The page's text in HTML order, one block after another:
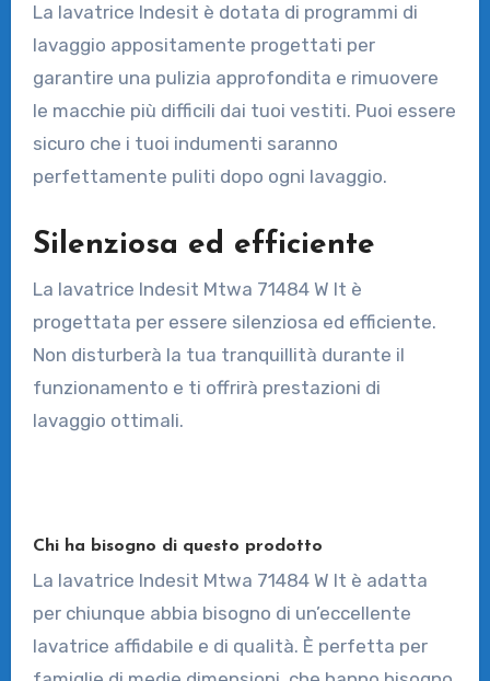
La lavatrice Indesit è dotata di programmi di
lavaggio appositamente progettati per
garantire una pulizia approfondita e rimuovere
le macchie più difficili dai tuoi vestiti. Puoi essere
sicuro che i tuoi indumenti saranno
perfettamente puliti dopo ogni lavaggio.
Silenziosa ed efficiente
La lavatrice Indesit Mtwa 71484 W It è
progettata per essere silenziosa ed efficiente.
Non disturberà la tua tranquillità durante il
funzionamento e ti offrirà prestazioni di
lavaggio ottimali.
Chi ha bisogno di questo prodotto
La lavatrice Indesit Mtwa 71484 W It è adatta
per chiunque abbia bisogno di un’eccellente
lavatrice affidabile e di qualità. È perfetta per